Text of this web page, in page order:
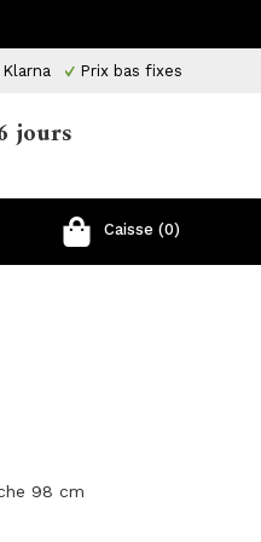
Prix ​​bas fixes
jours
Caisse (0)
98 cm